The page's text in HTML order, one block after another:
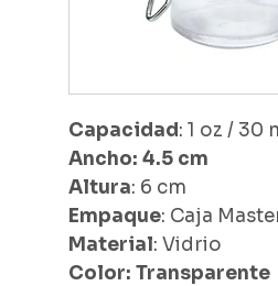
Capacidad: 1 oz / 30
Ancho: 4.5 cm
Altura: 6 cm
Empaque: Caja
Material: Vidrio
Color: Transparente